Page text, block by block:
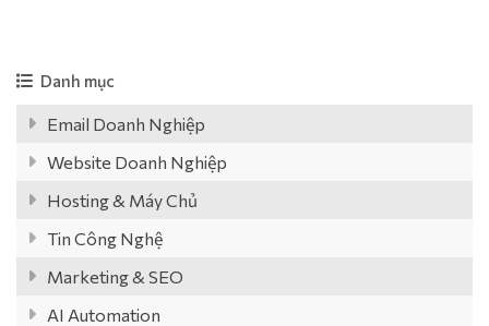
Danh mục
Email Doanh Nghiệp
Website Doanh Nghiệp
Hosting & Máy Chủ
Tin Công Nghệ
Marketing & SEO
AI Automation